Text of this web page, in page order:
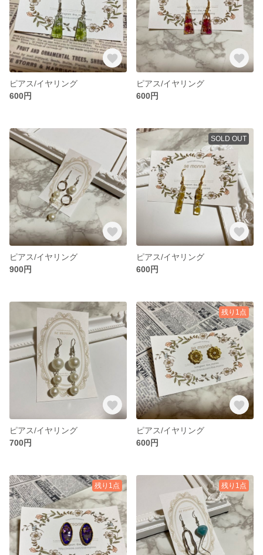
ピアス/イヤリング
600円
ピアス/イヤリング
600円
ピアス/イヤリング
900円
SOLD OUT
ピアス/イヤリング
600円
ピアス/イヤリング
700円
残り1点
ピアス/イヤリング
600円
残り1点 残り1点